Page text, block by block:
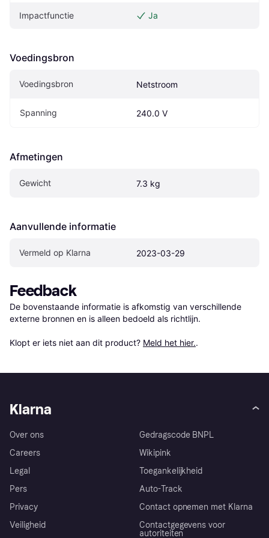
Impactfunctie Ja
Voedingsbron
Voedingsbron Netstroom
Spanning 240.0 V
Afmetingen
Gewicht 7.3 kg
Aanvullende informatie
Vermeld op Klarna 2023-03-29
Feedback
De bovenstaande informatie is afkomstig van verschillende
externe bronnen en is alleen bedoeld als richtlijn.
Klopt er iets niet aan dit product? Meld het hier..
Klarna
Over ons
Careers
Legal
Pers
Privacy
Veiligheid
Gedragscode BNPL
Wikipink
Toegankelijkheid
Auto-Track
Contact opnemen met Klarna
Contactgegevens voor
autoriteiten